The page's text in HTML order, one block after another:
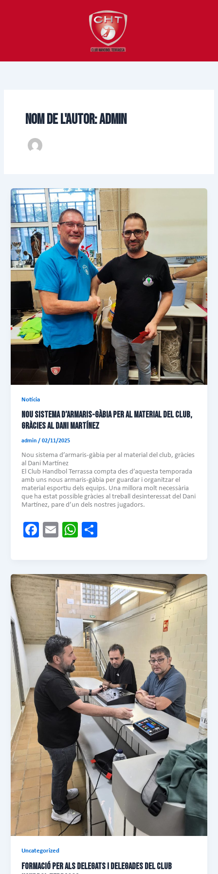
NOM DE L'AUTOR: ADMIN
Notícia
NOU SISTEMA D’ARMARIS-GÀBIA PER AL MATERIAL DEL CLUB,
GRÀCIES AL DANI MARTÍNEZ
admin/02/11/2025
Nou sistema d’armaris-gàbia per al material del club, gràcies
al Dani Martínez
El Club Handbol Terrassa compta des d’aquesta temporada
amb uns nous armaris-gàbia per guardar i organitzar el
material esportiu dels equips. Una millora molt necessària
que ha estat possible gràcies al treball desinteressat del Dani
Martínez, pare d’un dels nostres jugadors.
Fa
o
ok
E
W
A
p
p
pa
rt
ei
x
Uncategorized
FORMACIÓ PER ALS DELEGATS I DELEGADES DEL CLUB